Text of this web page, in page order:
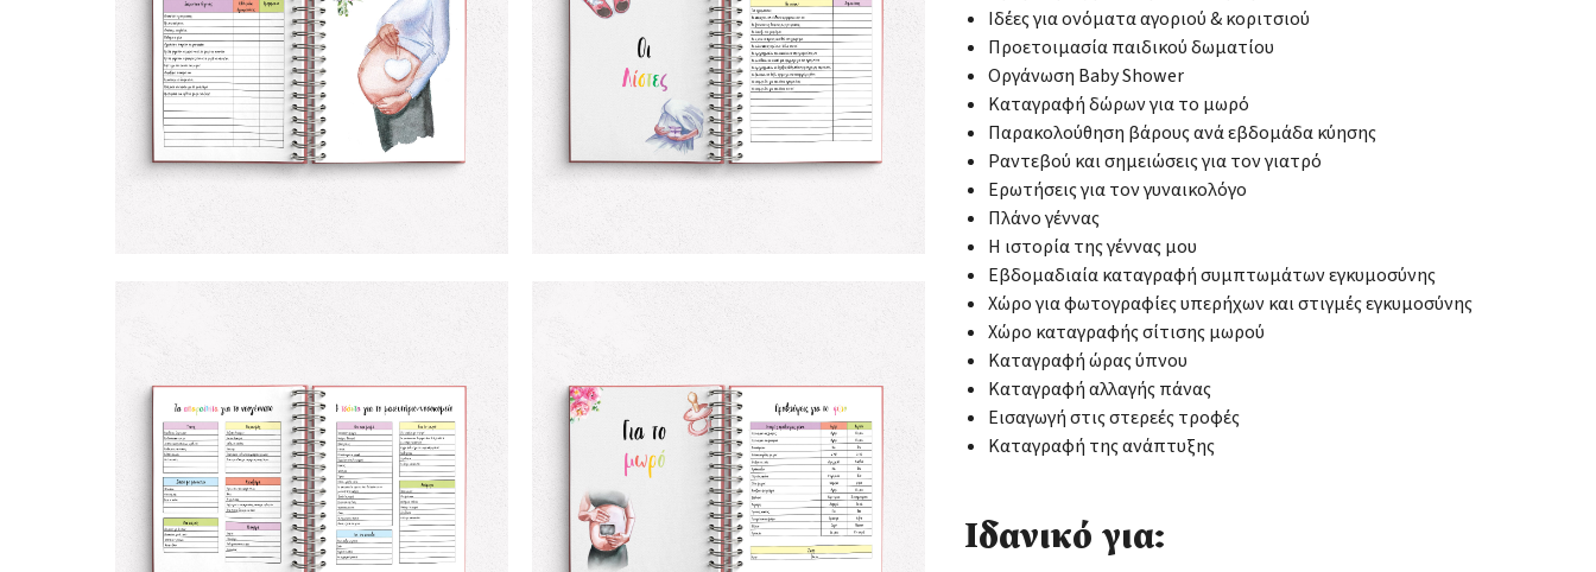
Ιδέες για ονόματα αγοριού & κοριτσιού
Προετοιμασία παιδικού δωματίου
Οργάνωση Baby Shower
Καταγραφή δώρων για το μωρό
Παρακολούθηση βάρους ανά εβδομάδα κύησης
Ραντεβού και σημειώσεις για τον γιατρό
Ερωτήσεις για τον γυναικολόγο
Πλάνο γέννας
Η ιστορία της γέννας μου
Εβδομαδιαία καταγραφή συμπτωμάτων εγκυμοσύνης
Χώρο για φωτογραφίες υπερήχων και στιγμές εγκυμοσύνης
Χώρο καταγραφής σίτισης μωρού
Καταγραφή ώρας ύπνου
Καταγραφή αλλαγής πάνας
Εισαγωγή στις στερεές τροφές
Καταγραφή της ανάπτυξης
Ιδανικό για: